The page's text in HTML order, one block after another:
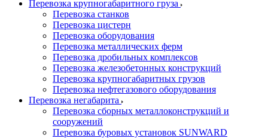
Перевозка крупногабаритного груза
Перевозка станков
Перевозка цистерн
Перевозка оборудования
Перевозка металлических ферм
Перевозка дробильных комплексов
Перевозка железобетонных конструкций
Перевозка крупногабаритных грузов
Перевозка нефтегазового оборудования
Перевозка негабарита
Перевозка сборных металлоконструкций и
сооружений
Перевозка буровых установок SUNWARD